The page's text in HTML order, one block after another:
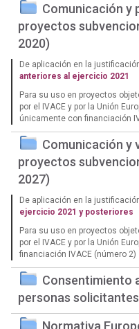
Comunicación y
proyectos
2020)
De aplicación en la
anteriores al ejercicio 2021
Para su uso en proyectos
por el IVACE y por la Unión
únicamente con financiación
Comunicación y
proyectos
2027)
De aplicación en la
ejercicio 2021 y posteriores
Para su uso en proyectos
por el IVACE y por la Unión
financiación IVACE (número 2)
Consentimiento
personas solicitantes
Normativa